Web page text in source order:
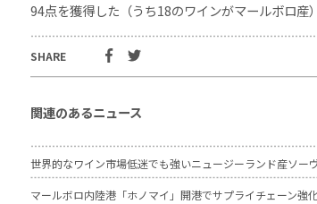
94点を獲得した（うち18のワインがマールボロ産）
SHARE
関連のあるニュース
世界的なワイン市場低迷でも強いニュージーランド産ソー
マールボロ内陸港「ホノマイ」開港でサプライチェーン強化